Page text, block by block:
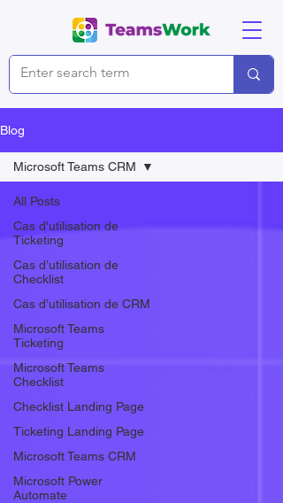
Blog
All Posts
Cas d'utilisation de
Ticketing
Cas d’utilisation de
Checklist
Cas d’utilisation de CRM
Microsoft Teams
Ticketing
Microsoft Teams
Checklist
Checklist Landing Page
Ticketing Landing Page
Microsoft Teams CRM
Microsoft Power
Automate
Microsoft Teams CRM